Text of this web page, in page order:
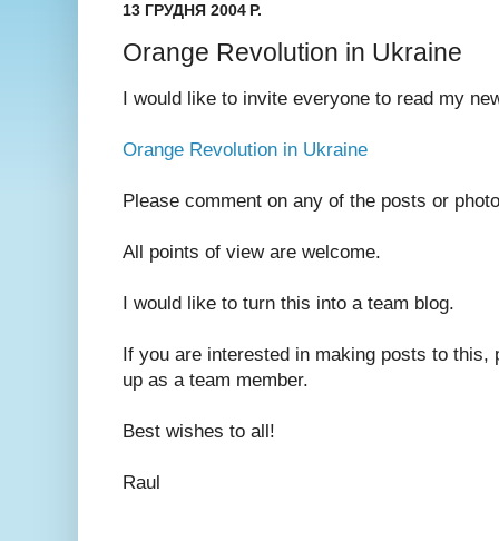
13 ГРУДНЯ 2004 Р.
Orange Revolution in Ukraine
I would like to invite everyone to read my
Orange Revolution in Ukraine
Please comment on any of the posts or
All points of view are welcome.
I would like to turn this into a team blog.
If you are interested in making posts to this,
up as a team member.
Best wishes to all!
Raul